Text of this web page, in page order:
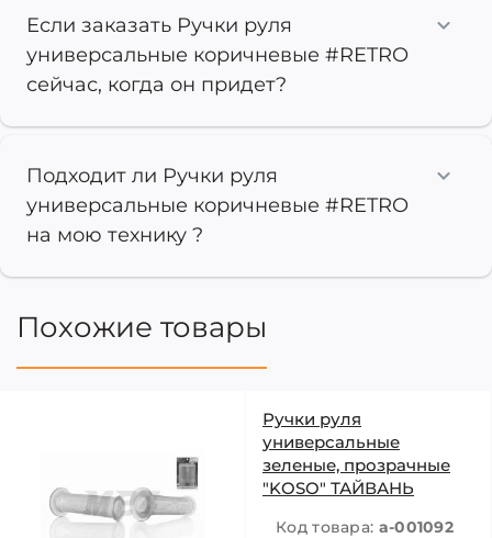
Если заказать Ручки руля
универсальные коричневые #RETRO
сейчас, когда он придет?
Подходит ли Ручки руля
универсальные коричневые #RETRO
на мою технику ?
Похожие товары
Ручки руля
универсальные
зеленые, прозрачные
"KOSO" ТАЙВАНЬ
Код товара: a-001092